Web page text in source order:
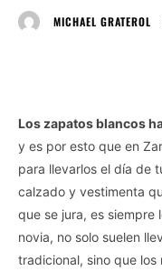
MICHAEL GRATEROL
Los zapatos blancos
y es por esto que en
para llevarlos el día de
calzado y vestimenta
que se jura, es siempre
novia, no solo suelen
tradicional, sino que